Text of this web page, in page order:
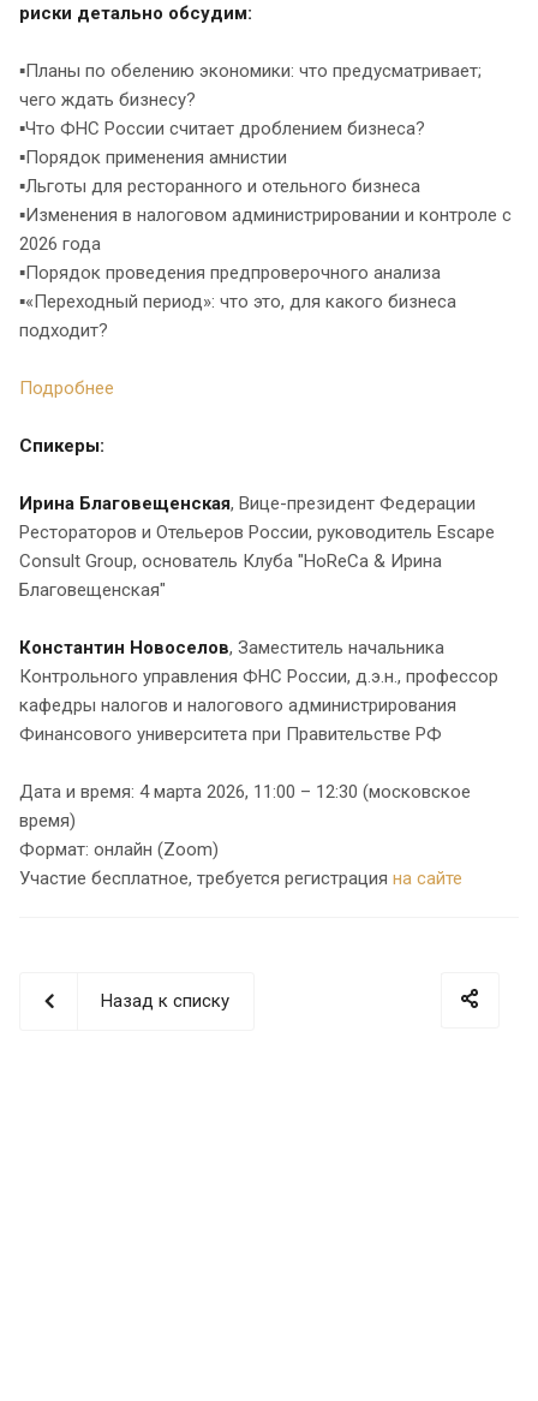
риски детально обсудим:
▪️Планы по обелению экономики: что предусматривает;
чего ждать бизнесу?
▪️Что ФНС России считает дроблением бизнеса?
▪️Порядок применения амнистии
▪️Льготы для ресторанного и отельного бизнеса
▪️Изменения в налоговом администрировании и контроле с
2026 года
▪️Порядок проведения предпроверочного анализа
▪️«Переходный период»: что это, для какого бизнеса
подходит?
Подробнее
Спикеры:
Ирина Благовещенская, Вице-президент Федерации
Рестораторов и Отельеров России, руководитель Escape
Consult Group, основатель Клуба "HoReCa & Ирина
Благовещенская"
Константин Новоселов, Заместитель начальника
Контрольного управления ФНС России, д.э.н., профессор
кафедры налогов и налогового администрирования
Финансового университета при Правительстве РФ
Дата и время: 4 марта 2026, 11:00 – 12:30 (московское
время)
Формат: онлайн (Zoom)
Участие бесплатное, требуется регистрация на сайте
Назад к списку